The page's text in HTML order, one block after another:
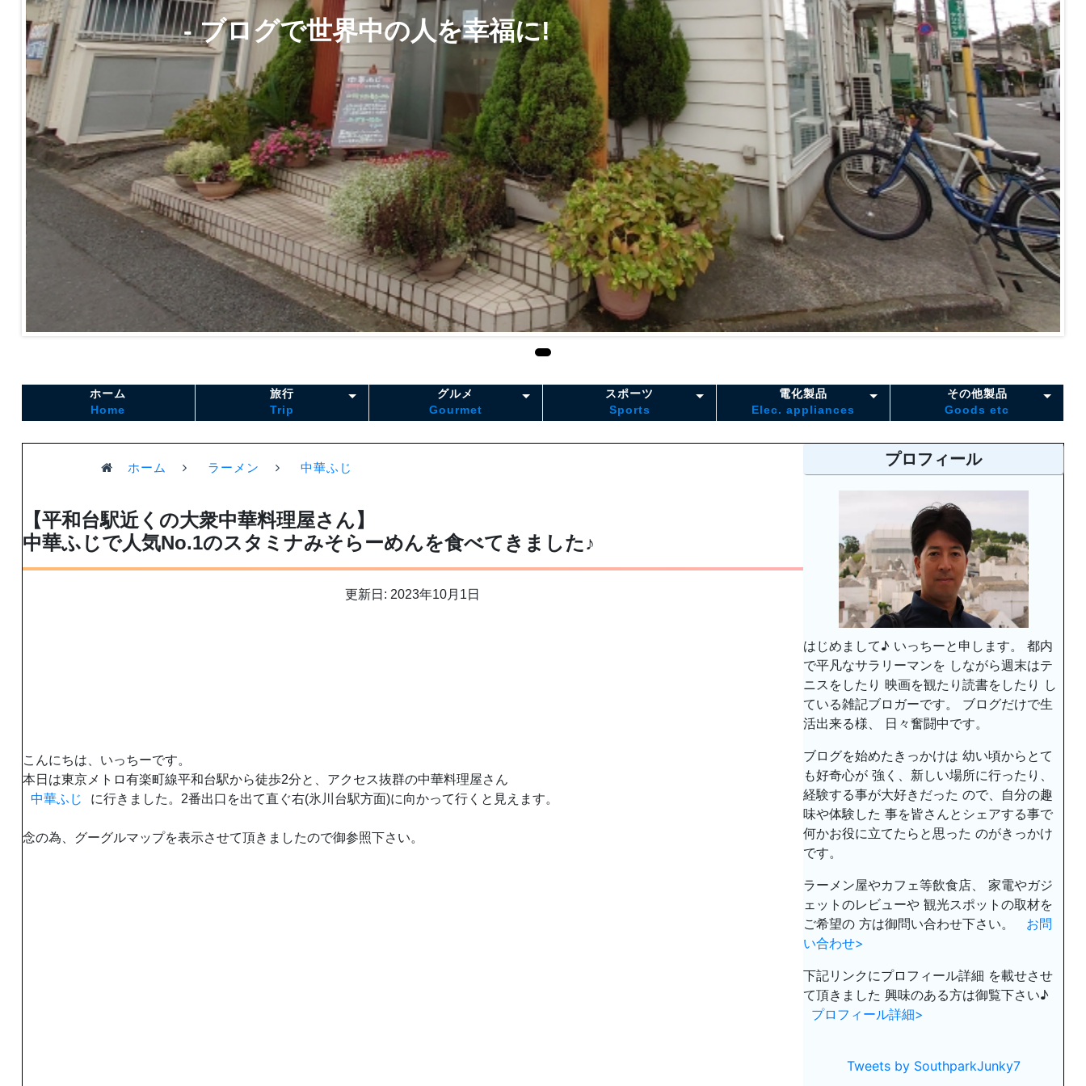
- ブログで世界中の人を幸福に!
ホーム
Home
旅行
Trip
グルメ
Gourmet
スポーツ
Sports
電化製品
Elec. appliances
その他製品
Goods etc
ホーム ラーメン 中華ふじ
【平和台駅近くの大衆中華料理屋さん】
中華ふじで人気No.1のスタミナみそらーめんを食べてきました♪
更新日: 2023年10月1日
こんにちは、いっちーです。
本日は東京メトロ有楽町線平和台駅から徒歩2分と、アクセス抜群の中華料理屋さん
中華ふじ
に行きました。2番出口を出て直ぐ右(氷川台駅方面)に向かって行くと見えます。
念の為、グーグルマップを表示させて頂きましたので御参照下さい。
プロフィール
はじめまして♪ いっちーと申します。 都内
で平凡なサラリーマンを しながら週末はテ
ニスをしたり 映画を観たり読書をしたり し
ている雑記ブロガーです。 ブログだけで生
活出来る様、 日々奮闘中です。
ブログを始めたきっかけは 幼い頃からとて
も好奇心が 強く、新しい場所に行ったり、
経験する事が大好きだった ので、自分の趣
味や体験した 事を皆さんとシェアする事で
何かお役に立てたらと思った のがきっかけ
です。
ラーメン屋やカフェ等飲食店、 家電やガジ
ェットのレビューや 観光スポットの取材を
ご希望の 方は御問い合わせ下さい。
お問
い合わせ>
下記リンクにプロフィール詳細 を載せさせ
て頂きました 興味のある方は御覧下さい♪
プロフィール詳細>
Tweets by SouthparkJunky7